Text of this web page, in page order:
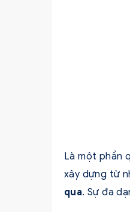
Là một phần
xây dựng từ
qua. Sự đa